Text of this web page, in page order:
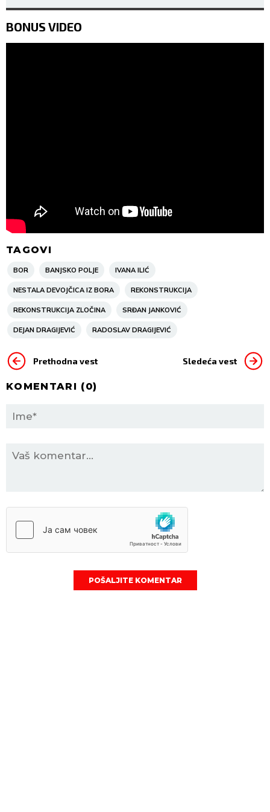
BONUS VIDEO
TAGOVI
BOR BANJSKO POLJE IVANA ILIĆ
NESTALA DEVOJČICA IZ BORA REKONSTRUKCIJA
REKONSTRUKCIJA ZLOČINA SRĐAN JANKOVIĆ
DEJAN DRAGIJEVIĆ RADOSLAV DRAGIJEVIĆ
Prethodna vest Sledeća vest
KOMENTARI (0)
POŠALJITE KOMENTAR